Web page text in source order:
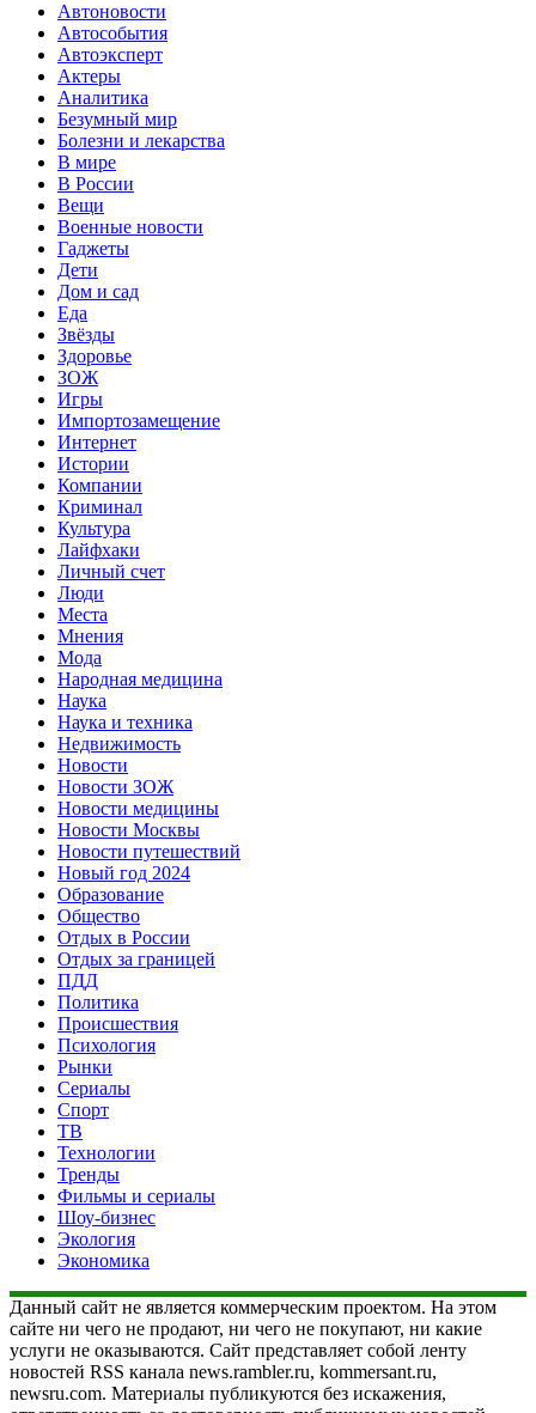
Автоновости
Автособытия
Автоэксперт
Актеры
Аналитика
Безумный мир
Болезни и лекарства
В мире
В России
Вещи
Военные новости
Гаджеты
Дети
Дом и сад
Еда
Звёзды
Здоровье
ЗОЖ
Игры
Импортозамещение
Интернет
Истории
Компании
Криминал
Культура
Лайфхаки
Личный счет
Люди
Места
Мнения
Мода
Народная медицина
Наука
Наука и техника
Недвижимость
Новости
Новости ЗОЖ
Новости медицины
Новости Москвы
Новости путешествий
Новый год 2024
Образование
Общество
Отдых в России
Отдых за границей
ПДД
Политика
Происшествия
Психология
Рынки
Сериалы
Спорт
ТВ
Технологии
Тренды
Фильмы и сериалы
Шоу-бизнес
Экология
Экономика
Данный сайт не является коммерческим проектом. На этом
сайте ни чего не продают, ни чего не покупают, ни какие
услуги не оказываются. Сайт представляет собой ленту
новостей RSS канала news.rambler.ru, kommersant.ru,
newsru.com. Материалы публикуются без искажения,